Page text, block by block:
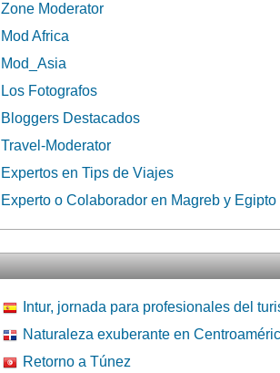
Zone Moderator
Mod Africa
Mod_Asia
Los Fotografos
Bloggers Destacados
Travel-Moderator
Expertos en Tips de Viajes
Experto o Colaborador en Magreb y Egipto
Intur, jornada para profesionales del
Naturaleza exuberante en
Retorno a Túnez